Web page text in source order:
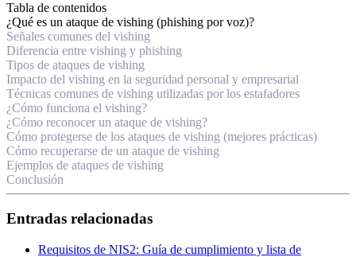
Tabla de contenidos
¿Qué es un ataque de vishing (phishing por voz)?
Señales comunes del vishing
Diferencia entre vishing y phishing
Tipos de ataques de vishing
Impacto del vishing en la seguridad personal y empresarial
Técnicas comunes de vishing utilizadas por los estafadores
¿Cómo funciona el vishing?
¿Cómo reconocer un ataque de vishing?
Cómo protegerse de los ataques de vishing (mejores prácticas)
Cómo recuperarse de un ataque de vishing
Ejemplos de ataques de vishing
Conclusión
Entradas relacionadas
Requisitos de NIS2: Guía de cumplimiento y lista de